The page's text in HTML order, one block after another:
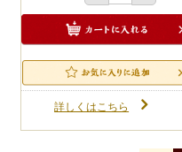
詳しくはこちら